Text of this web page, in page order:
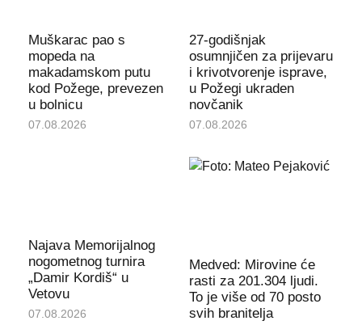
Muškarac pao s
mopeda na
makadamskom putu
kod Požege, prevezen
u bolnicu
07.08.2026
27-godišnjak
osumnjičen za prijevaru
i krivotvorenje isprave,
u Požegi ukraden
novčanik
07.08.2026
Najava Memorijalnog
nogometnog turnira
„Damir Kordiš“ u
Vetovu
07.08.2026
Medved: Mirovine će
rasti za 201.304 ljudi.
To je više od 70 posto
svih branitelja